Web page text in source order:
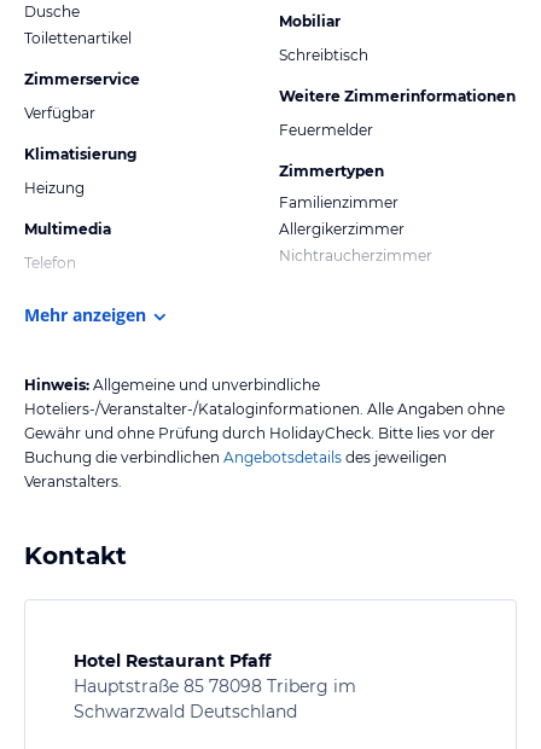
Dusche
Toilettenartikel
Zimmerservice
Verfügbar
Klimatisierung
Heizung
Multimedia
Telefon
Mobiliar
Schreibtisch
Weitere Zimmerinformationen
Feuermelder
Zimmertypen
Familienzimmer
Allergikerzimmer
Nichtraucherzimmer
Mehr anzeigen
Hinweis: Allgemeine und unverbindliche
Hoteliers-/Veranstalter-/Kataloginformationen. Alle Angaben ohne
Gewähr und ohne Prüfung durch HolidayCheck. Bitte lies vor der
Buchung die verbindlichen Angebotsdetails des jeweiligen
Veranstalters.
Kontakt
Hotel Restaurant Pfaff
Hauptstraße 85 78098 Triberg im
Schwarzwald Deutschland